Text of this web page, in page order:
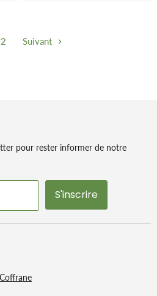
2 Suivant
pour rester informer de notre
S'inscrire